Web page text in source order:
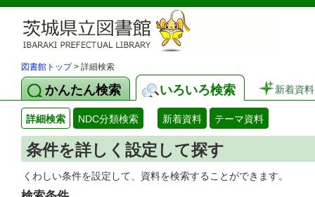
図書館トップ> 詳細検索
かんたん検索 いろいろ検索 新着資料
詳細検索 NDC分類検索 新着資料 テーマ資料
条件を詳しく設定して探す
くわしい条件を設定して、資料を検索することができます。